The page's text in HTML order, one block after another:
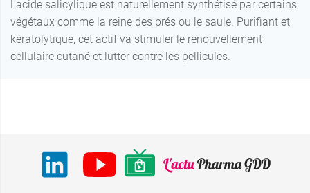
L'acide salicylique est naturellement synthétisé par certains
végétaux comme la reine des prés ou le saule. Purifiant et
kératolytique, cet actif va stimuler le renouvellement
cellulaire cutané et lutter contre les pellicules.